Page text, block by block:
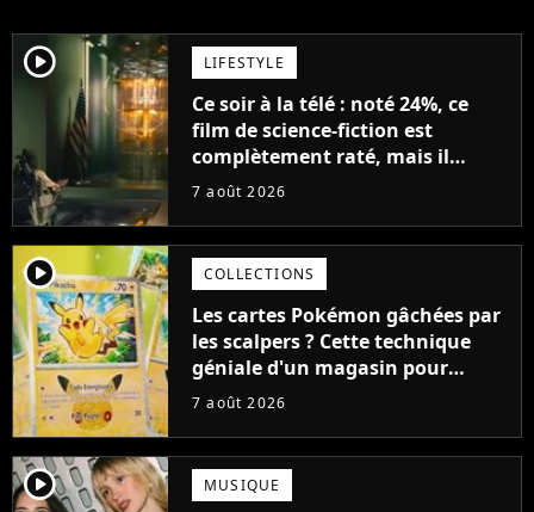
player2 LIFESTYLE
Ce soir à la télé : noté 24%, ce
film de science-fiction est
complètement raté, mais il
aurait pu être encore pire à
7 août 2026
player2 COLLECTIONS
Les cartes Pokémon gâchées par
les scalpers ? Cette technique
géniale d'un magasin pour
ruiner les revendeurs
7 août 2026
player2 MUSIQUE